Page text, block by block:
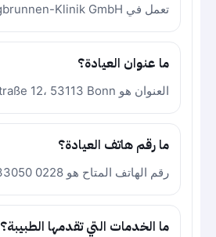
تعمل في Jungbrunnen-Klinik GmbH في بون.
ما عنوان العيادة؟
العنوان هو Schlegelstraße 12، 53113 Bonn.
ما رقم هاتف العيادة؟
رقم الهاتف المتاح هو 0228 433050.
ما الخدمات التي تقدمها الطبيبة؟